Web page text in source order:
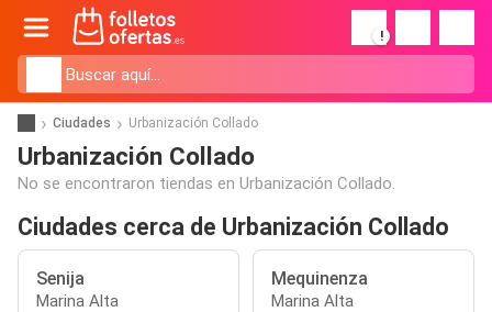
!
Ciudades Urbanización Collado
Urbanización Collado
No se encontraron tiendas en Urbanización Collado.
Ciudades cerca de Urbanización Collado
Senija
Marina Alta
Mequinenza
Marina Alta